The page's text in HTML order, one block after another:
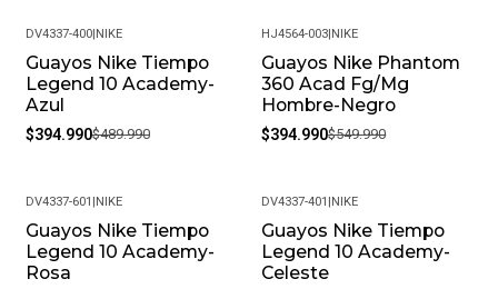
-19%
DV4337-400| NIKE
Guayos Nike Tiempo
Legend 10 Academy-
Azul
$394.990$489.990
-28%
HJ4564-003 NIKE
Guayos Nike Phantom
360 Acad Fg/Mg
Hombre-Negro
$394.990$549.990
-20%
DV4337-601 NIKE
Guayos Nike Tiempo
Legend 10 Academy-
Rosa
-28%
DV4337-401 NIKE
Guayos Nike Tiempo
Legend 10 Academy-
Celeste